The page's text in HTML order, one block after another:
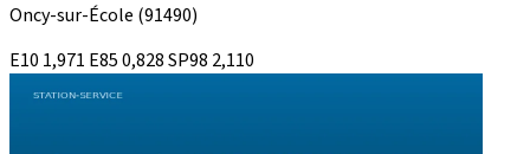
Oncy-sur-École (91490)
E10 1,971 E850,828SP98 2,110